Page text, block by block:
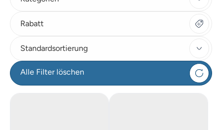
Rabatt
Standardsortierung
Alle Filter löschen